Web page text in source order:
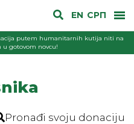
EN СРП
putem humanitarnih kutija niti na
gotovom novcu!
Pronađi svoju donaciju